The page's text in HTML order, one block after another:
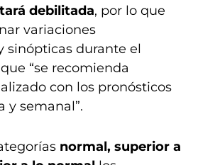
debilitada, por lo que
variaciones
sinópticas durante el
“se recomienda
con los pronósticos
y semanal”.
normal, superior a